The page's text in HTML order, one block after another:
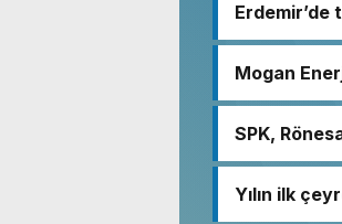
Erdemir’de
Mogan
SPK,
Yılın ilk